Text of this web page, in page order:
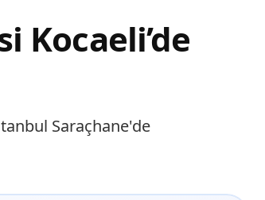
Kocaeli’de
Saraçhane'de